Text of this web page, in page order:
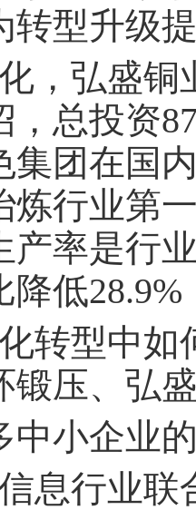
转型升级
，弘盛铜
，总投资
集团在国
炼行业第
产率是行
降低
转型中如
锻压、弘
中小企业
息行业